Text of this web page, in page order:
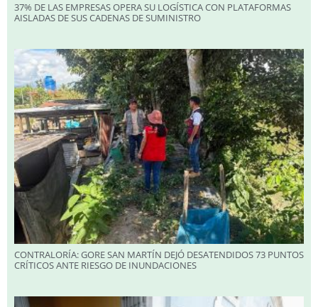
37% DE LAS EMPRESAS OPERA SU LOGÍSTICA CON PLATAFORMAS
AISLADAS DE SUS CADENAS DE SUMINISTRO
CONTRALORÍA: GORE SAN MARTÍN DEJÓ DESATENDIDOS 73 PUNTOS
CRÍTICOS ANTE RIESGO DE INUNDACIONES